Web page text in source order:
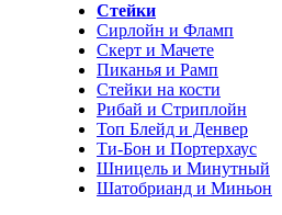
Стейки
Сирлойн и Фламп
Скерт и Мачете
Пиканья и Рамп
Стейки на кости
Рибай и Стриплойн
Топ Блейд и Денвер
Ти-Бон и Портерхаус
Шницель и Минутный
Шатобрианд и Миньон